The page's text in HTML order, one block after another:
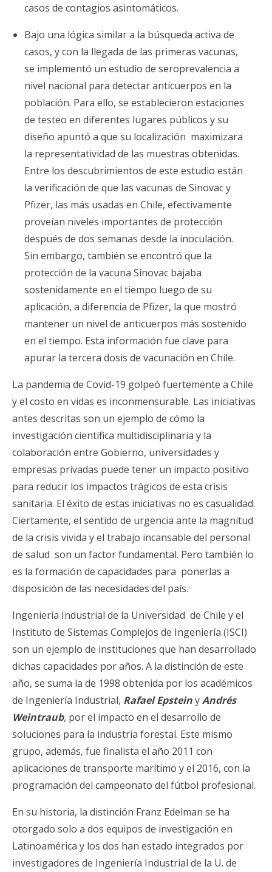
casos de contagios asintomáticos.
Bajo una lógica similar a la búsqueda activa de
casos, y con la llegada de las primeras vacunas,
se implementó un estudio de seroprevalencia a
nivel nacional para detectar anticuerpos en la
población. Para ello, se establecieron estaciones
de testeo en diferentes lugares públicos y su
diseño apuntó a que su localización maximizara
la representatividad de las muestras obtenidas.
Entre los descubrimientos de este estudio están
la verificación de que las vacunas de Sinovac y
Pfizer, las más usadas en Chile, efectivamente
proveían niveles importantes de protección
después de dos semanas desde la inoculación.
Sin embargo, también se encontró que la
protección de la vacuna Sinovac bajaba
sostenidamente en el tiempo luego de su
aplicación, a diferencia de Pfizer, la que mostró
mantener un nivel de anticuerpos más sostenido
en el tiempo. Esta información fue clave para
apurar la tercera dosis de vacunación en Chile.
La pandemia de Covid-19 golpeó fuertemente a Chile
y el costo en vidas es inconmensurable. Las iniciativas
antes descritas son un ejemplo de cómo la
investigación científica multidisciplinaria y la
colaboración entre Gobierno, universidades y
empresas privadas puede tener un impacto positivo
para reducir los impactos trágicos de esta crisis
sanitaria. El éxito de estas iniciativas no es casualidad.
Ciertamente, el sentido de urgencia ante la magnitud
de la crisis vivida y el trabajo incansable del personal
de salud son un factor fundamental. Pero también lo
es la formación de capacidades para ponerlas a
disposición de las necesidades del país.
Ingeniería Industrial de la Universidad de Chile y el
Instituto de Sistemas Complejos de Ingeniería (ISCI)
son un ejemplo de instituciones que han desarrollado
dichas capacidades por años. A la distinción de este
año, se suma la de 1998 obtenida por los académicos
de Ingeniería Industrial, Rafael EpsteinyAndrés
Weintraub, por el impacto en el desarrollo de
soluciones para la industria forestal. Este mismo
grupo, además, fue finalista el año 2011 con
aplicaciones de transporte marítimo y el 2016, con la
programación del campeonato del fútbol profesional.
En su historia, la distinción Franz Edelman se ha
otorgado solo a dos equipos de investigación en
Latinoamérica y los dos han estado integrados por
investigadores de Ingeniería Industrial de la U. de